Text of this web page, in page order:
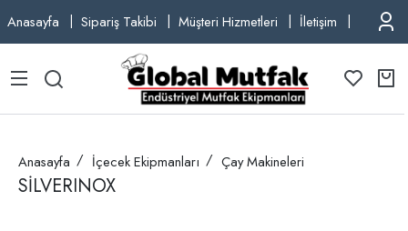
Anasayfa Sipariş Takibi Müşteri Hizmetleri İletişim TEL:
Anasayfa İçecek Ekipmanları Çay Makineleri
SİLVERINOX